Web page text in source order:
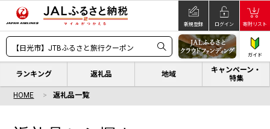
新規登録 ログイン 寄附リスト
ガイド
ランキング 返礼品 地域
キャンペーン・
特集
HOME 返礼品一覧